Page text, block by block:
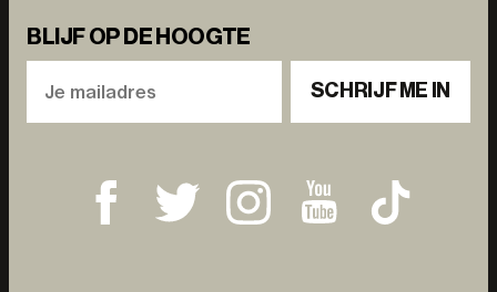
BLIJF OP DE HOOGTE
SCHRIJF ME IN